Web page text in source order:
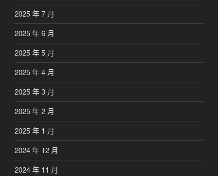
2025 年 7 月
2025 年 6 月
2025 年 5 月
2025 年 4 月
2025 年 3 月
2025 年 2 月
2025 年 1 月
2024 年 12 月
2024 年 11 月